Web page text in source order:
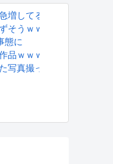
増してるらしいｗｗｗｗ
そうｗｗｗｗ
態に
品ｗｗｗｗｗ
写真撮ってたと思う」